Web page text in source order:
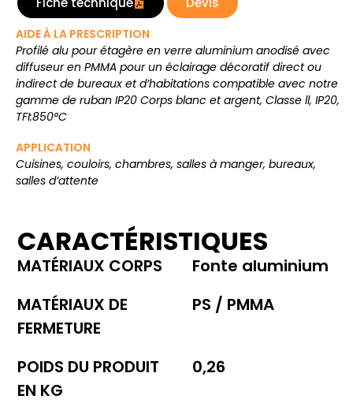
AIDE À LA PRESCRIPTION
Profilé alu pour étagère en verre aluminium anodisé avec
diffuseur en PMMA pour un éclairage décoratif direct ou
indirect de bureaux et d’habitations compatible avec notre
gamme de ruban IP20 Corps blanc et argent, Classe ll, IP20,
TFI:850°C
APPLICATION
Cuisines, couloirs, chambres, salles à manger, bureaux,
salles d’attente
CARACTÉRISTIQUES
MATÉRIAUX CORPS
Fonte aluminium
MATÉRIAUX DE
FERMETURE
PS / PMMA
POIDS DU PRODUIT
EN KG
0,26